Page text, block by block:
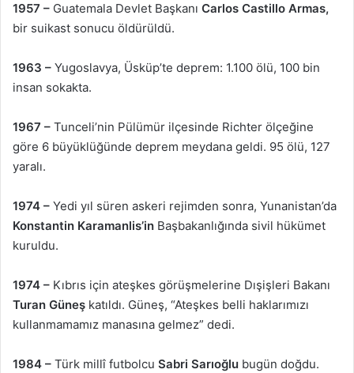
1957 – Guatemala Devlet Başkanı Carlos Castillo Armas,
bir suikast sonucu öldürüldü.
1963 – Yugoslavya, Üsküp’te deprem: 1.100 ölü, 100 bin
insan sokakta.
1967 – Tunceli’nin Pülümür ilçesinde Richter ölçeğine
göre 6 büyüklüğünde deprem meydana geldi. 95 ölü, 127
yaralı.
1974 – Yedi yıl süren askeri rejimden sonra, Yunanistan’da
Konstantin Karamanlis’in Başbakanlığında sivil hükümet
kuruldu.
1974 – Kıbrıs için ateşkes görüşmelerine Dışişleri Bakanı
Turan Güneş katıldı. Güneş, “Ateşkes belli haklarımızı
kullanmamamız manasına gelmez” dedi.
1984 – Türk millî futbolcu Sabri Sarıoğlu bugün doğdu.